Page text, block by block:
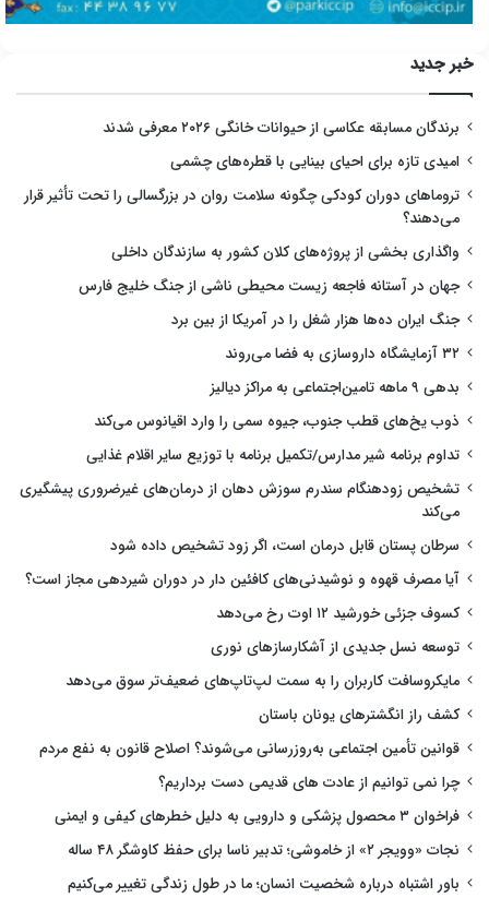
خبر جدید
برندگان مسابقه عکاسی از حیوانات خانگی ۲۰۲۶ معرفی شدند
امیدی تازه برای احیای بینایی با قطره‌های چشمی
تروماهای دوران کودکی چگونه سلامت روان در بزرگسالی را تحت تأثیر قرار
می‌دهند؟
واگذاری بخشی از پروژه‌های کلان کشور به سازندگان داخلی
جهان در آستانه فاجعه زیست محیطی ناشی از جنگ خلیج فارس
جنگ ایران ده‌ها هزار شغل را در آمریکا از بین برد
۳۲ آزمایشگاه داروسازی به فضا می‌روند
بدهی ۹ ماهه تامین‌اجتماعی به مراکز دیالیز
ذوب یخ‌های قطب جنوب، جیوه سمی را وارد اقیانوس می‌کند
تداوم برنامه شیر مدارس/تکمیل برنامه با توزیع سایر اقلام غذایی
تشخیص زودهنگام سندرم سوزش دهان از درمان‌های غیرضروری پیشگیری
می‌کند
سرطان پستان قابل درمان است، اگر زود تشخیص داده شود
آیا مصرف قهوه و نوشیدنی‌های کافئین دار در دوران شیردهی مجاز است؟
کسوف جزئی خورشید ۱۲ اوت رخ می‌دهد
توسعه نسل جدیدی از آشکارسازهای نوری
مایکروسافت کاربران را به سمت لپ‌تاپ‌های ضعیف‌تر سوق می‌دهد
کشف راز انگشترهای یونان باستان
قوانین تأمین اجتماعی به‌روزرسانی می‌شوند؟ اصلاح قانون به نفع مردم
چرا نمی توانیم از عادت های قدیمی دست برداریم؟
فراخوان ۳ محصول پزشکی و دارویی به دلیل خطرهای کیفی و ایمنی
نجات «وویجر ۲» از خاموشی؛ تدبیر ناسا برای حفظ کاوشگر ۴۸ ساله
باور اشتباه درباره شخصیت انسان؛ ما در طول زندگی تغییر می‌کنیم